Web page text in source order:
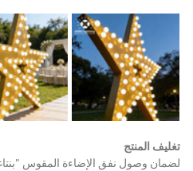
تغليف المنتج
لضمان وصول نفق الإضاءة المقوس